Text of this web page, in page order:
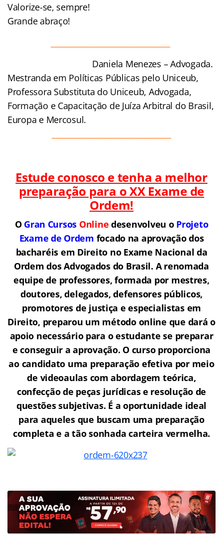
Valorize-se, sempre!
Grande abraço!
Daniela Menezes – Advogada.
Mestranda em Políticas Públicas pelo Uniceub,
Professora Substituta do Uniceub, Advogada,
Formação e Capacitação de Juíza Arbitral do Brasil,
Europa e Mercosul.
Estude conosco e tenha a melhor
preparação para oXX Exame de
Ordem!
O Gran Cursos Online desenvolveu o Projeto
Exame de Ordem focado na aprovação dos
bacharéis em Direito no Exame Nacional da
Ordem dos Advogados do Brasil. A renomada
equipe de professores, formada por mestres,
doutores, delegados, defensores públicos,
promotores de justiça e especialistas em
Direito, preparou um método online que dará o
apoio necessário para o estudante se preparar
e conseguir a aprovação. O curso proporciona
ao candidato uma preparação efetiva por meio
de videoaulas com abordagem teórica,
confecção de peças jurídicas e resolução de
questões subjetivas. É a oportunidade ideal
para aqueles que buscam uma preparação
completa e a tão sonhada carteira vermelha.